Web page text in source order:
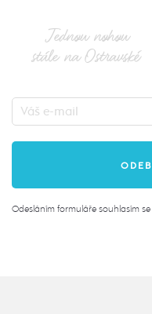
Jednou nohou
stále na Ostravské
Odesláním formuláře souhlasím se